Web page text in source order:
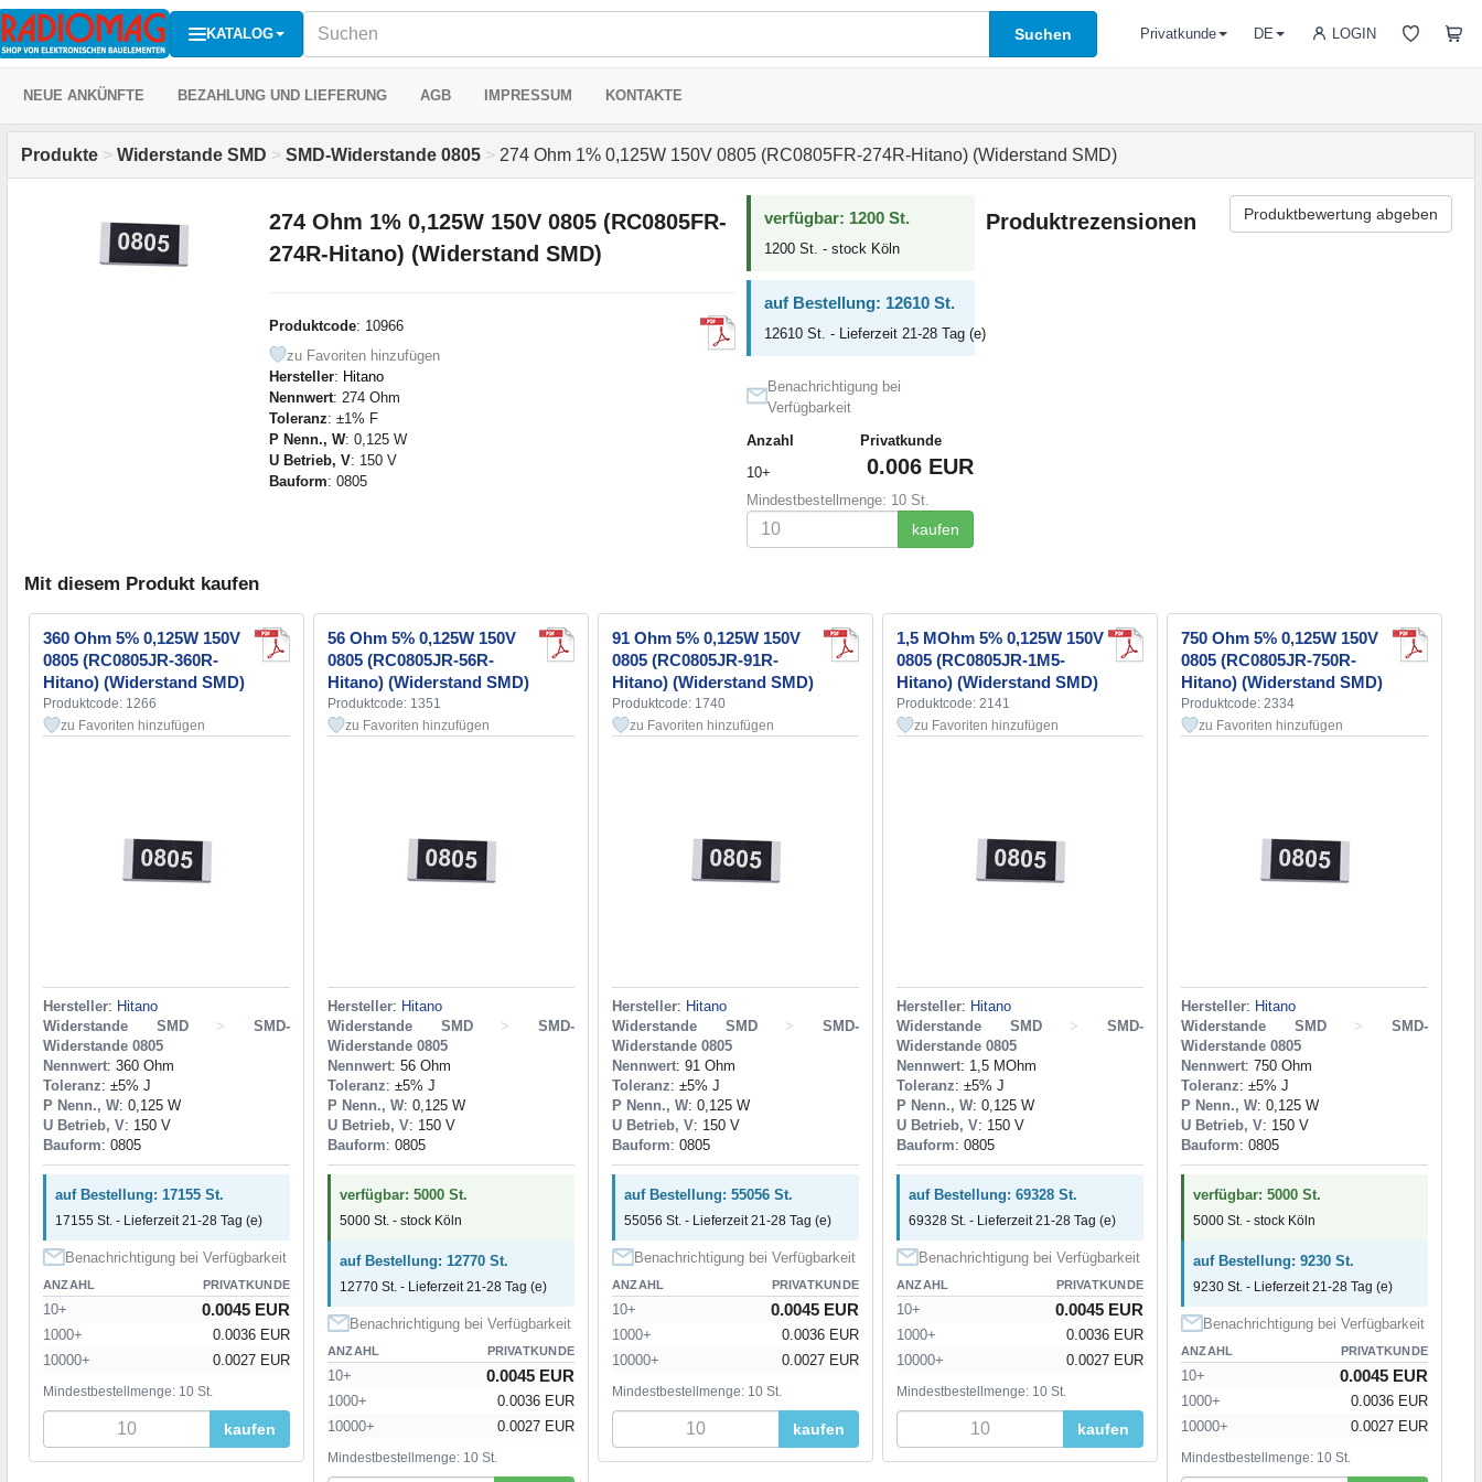
KATALOG Suchen LOGIN
Privatkunde DE
NEUE ANKÜNFTE BEZAHLUNG UND LIEFERUNG AGB IMPRESSUM KONTAKTE
Produkte > Widerstande SMD > SMD-Widerstande 0805 > 274 Ohm 1% 0,125W 150V 0805 (RC0805FR-274R-Hitano) (Widerstand SMD)
274 Ohm 1% 0,125W 150V 0805 (RC0805FR-
274R-Hitano) (Widerstand SMD)
Produktcode: 10966
zu Favoriten hinzufügen
Hersteller: Hitano
Nennwert: 274 Ohm
Toleranz: ±1% F
P Nenn., W: 0,125 W
U Betrieb, V: 150 V
Bauform: 0805
verfügbar: 1200 St.
1200 St. - stock Köln
auf Bestellung: 12610 St.
12610 St. - Lieferzeit 21-28 Tag (e)
Benachrichtigung bei
Verfügbarkeit
Anzahl
Privatkunde
10+
0.006 EUR
Mindestbestellmenge: 10 St.
kaufen
Produktrezensionen Produktbewertung abgeben
Mit diesem Produkt kaufen
360 Ohm 5% 0,125W 150V
0805 (RC0805JR-360R-
Hitano) (Widerstand SMD)
Produktcode: 1266
zu Favoriten hinzufügen
Hersteller: Hitano
Widerstande SMD
>
SMD-
Widerstande 0805
Nennwert: 360 Ohm
Toleranz: ±5% J
P Nenn., W: 0,125 W
U Betrieb, V: 150 V
Bauform: 0805
auf Bestellung: 17155 St.
17155 St. - Lieferzeit 21-28 Tag (e)
Benachrichtigung bei Verfügbarkeit
ANZAHL PRIVATKUNDE
10+ 0.0045 EUR
1000+
0.0036 EUR
10000+
0.0027 EUR
Mindestbestellmenge: 10 St.
kaufen
56 Ohm 5% 0,125W 150V
0805 (RC0805JR-56R-
Hitano) (Widerstand SMD)
Produktcode: 1351
zu Favoriten hinzufügen
Hersteller: Hitano
Widerstande SMD
>
SMD-
Widerstande 0805
Nennwert: 56 Ohm
Toleranz: ±5% J
P Nenn., W: 0,125 W
U Betrieb, V: 150 V
Bauform: 0805
verfügbar: 5000 St.
5000 St. - stock Köln
auf Bestellung: 12770 St.
12770 St. - Lieferzeit 21-28 Tag (e)
Benachrichtigung bei Verfügbarkeit
ANZAHL PRIVATKUNDE
10+ 0.0045 EUR
1000+
0.0036 EUR
10000+
0.0027 EUR
Mindestbestellmenge: 10 St.
91 Ohm 5% 0,125W 150V
0805 (RC0805JR-91R-
Hitano) (Widerstand SMD)
Produktcode: 1740
zu Favoriten hinzufügen
Hersteller: Hitano
Widerstande SMD
>
SMD-
Widerstande 0805
Nennwert: 91 Ohm
Toleranz: ±5% J
P Nenn., W: 0,125 W
U Betrieb, V: 150 V
Bauform: 0805
auf Bestellung: 55056 St.
55056 St. - Lieferzeit 21-28 Tag (e)
Benachrichtigung bei Verfügbarkeit
ANZAHL PRIVATKUNDE
10+ 0.0045 EUR
1000+
0.0036 EUR
10000+
0.0027 EUR
Mindestbestellmenge: 10 St.
kaufen
1,5 MOhm 5% 0,125W 150V
0805 (RC0805JR-1M5-
Hitano) (Widerstand SMD)
Produktcode: 2141
zu Favoriten hinzufügen
Hersteller: Hitano
Widerstande SMD
>
SMD-
Widerstande 0805
Nennwert: 1,5 MOhm
Toleranz: ±5% J
P Nenn., W: 0,125 W
U Betrieb, V: 150 V
Bauform: 0805
auf Bestellung: 69328 St.
69328 St. - Lieferzeit 21-28 Tag (e)
Benachrichtigung bei Verfügbarkeit
ANZAHL PRIVATKUNDE
10+ 0.0045 EUR
1000+
0.0036 EUR
10000+
0.0027 EUR
Mindestbestellmenge: 10 St.
kaufen
750 Ohm 5% 0,125W 150V
0805 (RC0805JR-750R-
Hitano) (Widerstand SMD)
Produktcode: 2334
zu Favoriten hinzufügen
Hersteller: Hitano
Widerstande SMD
>
SMD-
Widerstande 0805
Nennwert: 750 Ohm
Toleranz: ±5% J
P Nenn., W: 0,125 W
U Betrieb, V: 150 V
Bauform: 0805
verfügbar: 5000 St.
5000 St. - stock Köln
auf Bestellung: 9230 St.
9230 St. - Lieferzeit 21-28 Tag (e)
Benachrichtigung bei Verfügbarkeit
ANZAHL PRIVATKUNDE
10+ 0.0045 EUR
1000+
0.0036 EUR
10000+
0.0027 EUR
Mindestbestellmenge: 10 St.